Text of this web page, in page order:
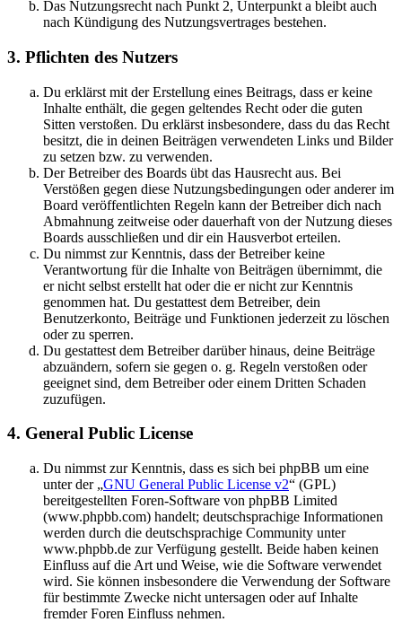
Das Nutzungsrecht nach Punkt 2, Unterpunkt a bleibt auch
nach Kündigung des Nutzungsvertrages bestehen.
3. Pflichten des Nutzers
Du erklärst mit der Erstellung eines Beitrags, dass er keine
Inhalte enthält, die gegen geltendes Recht oder die guten
Sitten verstoßen. Du erklärst insbesondere, dass du das Recht
besitzt, die in deinen Beiträgen verwendeten Links und Bilder
zu setzen bzw. zu verwenden.
Der Betreiber des Boards übt das Hausrecht aus. Bei
Verstößen gegen diese Nutzungsbedingungen oder anderer im
Board veröffentlichten Regeln kann der Betreiber dich nach
Abmahnung zeitweise oder dauerhaft von der Nutzung dieses
Boards ausschließen und dir ein Hausverbot erteilen.
Du nimmst zur Kenntnis, dass der Betreiber keine
Verantwortung für die Inhalte von Beiträgen übernimmt, die
er nicht selbst erstellt hat oder die er nicht zur Kenntnis
genommen hat. Du gestattest dem Betreiber, dein
Benutzerkonto, Beiträge und Funktionen jederzeit zu löschen
oder zu sperren.
Du gestattest dem Betreiber darüber hinaus, deine Beiträge
abzuändern, sofern sie gegen o. g. Regeln verstoßen oder
geeignet sind, dem Betreiber oder einem Dritten Schaden
zuzufügen.
4. General Public License
Du nimmst zur Kenntnis, dass es sich bei phpBB um eine
unter der „GNU General Public License v2“ (GPL)
bereitgestellten Foren-Software von phpBB Limited
(www.phpbb.com) handelt; deutschsprachige Informationen
werden durch die deutschsprachige Community unter
www.phpbb.de zur Verfügung gestellt. Beide haben keinen
Einfluss auf die Art und Weise, wie die Software verwendet
wird. Sie können insbesondere die Verwendung der Software
für bestimmte Zwecke nicht untersagen oder auf Inhalte
fremder Foren Einfluss nehmen.